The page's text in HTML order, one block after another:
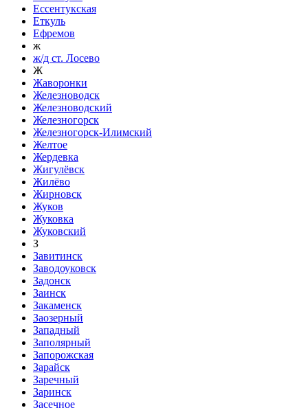
Ессентукская
Еткуль
Ефремов
ж
ж/д ст. Лосево
Ж
Жаворонки
Железноводск
Железноводский
Железногорск
Железногорск-Илимский
Желтое
Жердевка
Жигулёвск
Жилёво
Жирновск
Жуков
Жуковка
Жуковский
З
Завитинск
Заводоуковск
Задонск
Заинск
Закаменск
Заозерный
Западный
Заполярный
Запорожская
Зарайск
Заречный
Заринск
Засечное